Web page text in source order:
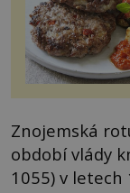
Znojemská
období vlády
1055) v letech